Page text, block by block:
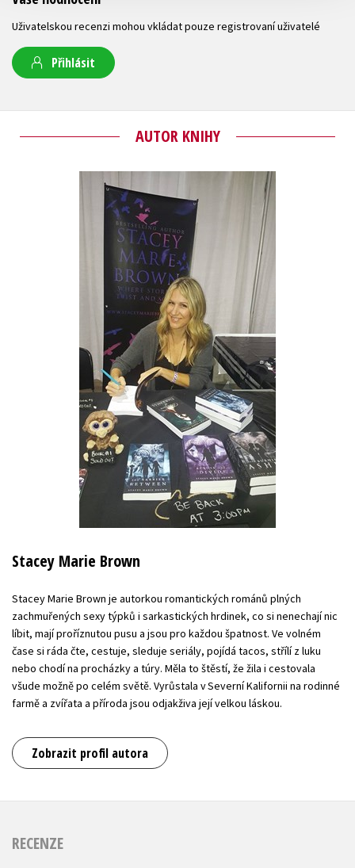
Uživatelskou recenzi mohou vkládat pouze registrovaní uživatelé
Přihlásit
AUTOR KNIHY
Stacey Marie Brown
Stacey Marie Brown je autorkou romantických románů plných
zachmuřených sexy týpků i sarkastických hrdinek, co si nenechají nic
líbit, mají proříznutou pusu a jsou pro každou špatnost. Ve volném
čase si ráda čte, cestuje, sleduje seriály, pojídá tacos, střílí z luku
nebo chodí na procházky a túry. Měla to štěstí, že žila i cestovala
všude možně po celém světě. Vyrůstala v Severní Kalifornii na rodinné
farmě a zvířata a příroda jsou odjakživa její velkou láskou.
Zobrazit profil autora
RECENZE